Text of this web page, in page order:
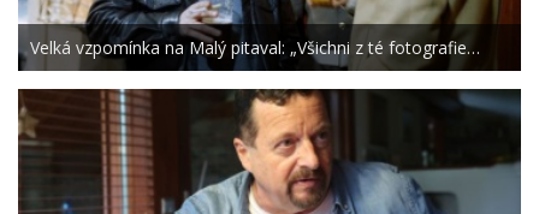
Velká vzpomínka na Malý pitaval: „Všichni z té fotografie…